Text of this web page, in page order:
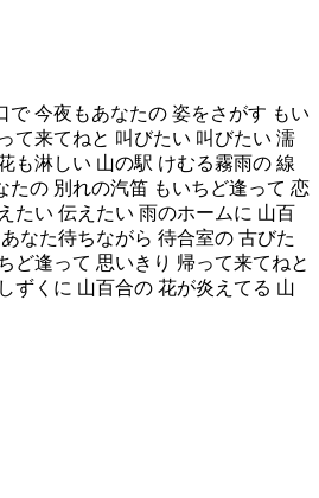
で 今夜もあなたの 姿をさがす もい
て来てねと 叫びたい 叫びたい 濡
も淋しい 山の駅 けむる霧雨の 線
たの 別れの汽笛 もいちど逢って 恋
たい 伝えたい 雨のホームに 山百
なた待ちながら 待合室の 古びた
ど逢って 思いきり 帰って来てねと
ずくに 山百合の 花が炎えてる 山